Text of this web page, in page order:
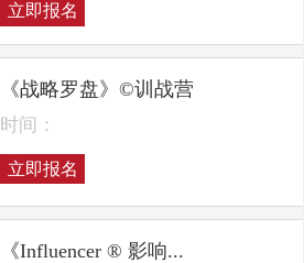
立即报名
《战略罗盘》©训战营
时间：
立即报名
《Influencer ® 影响...